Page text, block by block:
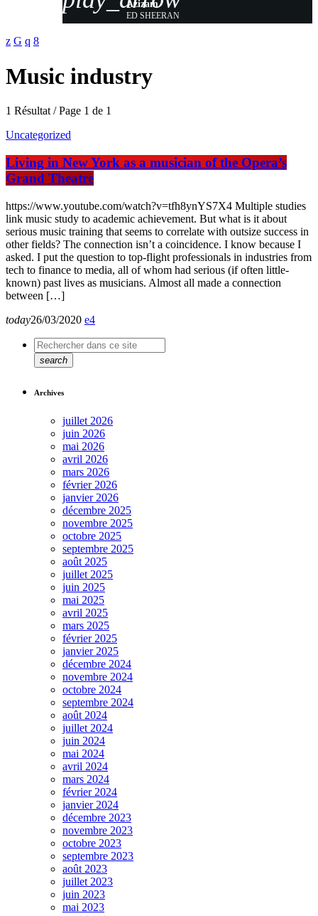
Azizam
ED SHEERAN
Music industry
1 Résultat / Page 1 de 1
Uncategorized
Living in New York as a musician of the Opera’s
Grand Theatre
https://www.youtube.com/watch?v=tfh8ynYS7X4 Multiple studies
link music study to academic achievement. But what is it about
serious music training that seems to correlate with outsize success in
other fields? The connection isn’t a coincidence. I know because I
asked. I put the question to top-flight professionals in industries from
tech to finance to media, all of whom had serious (if often little-
known) past lives as musicians. Almost all made a connection
between […]
today26/03/2020 4
search
Archives
juillet 2026
juin 2026
mai 2026
avril 2026
mars 2026
février 2026
janvier 2026
décembre 2025
novembre 2025
octobre 2025
septembre 2025
août 2025
juillet 2025
juin 2025
mai 2025
avril 2025
mars 2025
février 2025
janvier 2025
décembre 2024
novembre 2024
octobre 2024
septembre 2024
août 2024
juillet 2024
juin 2024
mai 2024
avril 2024
mars 2024
février 2024
janvier 2024
décembre 2023
novembre 2023
octobre 2023
septembre 2023
août 2023
juillet 2023
juin 2023
mai 2023